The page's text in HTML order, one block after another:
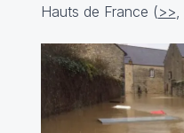
Hauts de France (>>